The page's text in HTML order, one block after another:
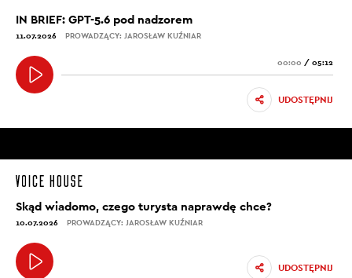
IN BRIEF: GPT-5.6 pod nadzorem
11.07.2026 PROWADZĄCY: JAROSŁAW KUŹNIAR
00:00 / 05:12
UDOSTĘPNIJ
Skąd wiadomo, czego turysta naprawdę chce?
10.07.2026 PROWADZĄCY: JAROSŁAW KUŹNIAR
UDOSTĘPNIJ